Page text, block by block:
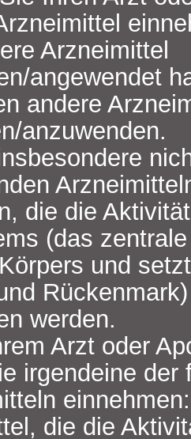
Arzneimittel
angewendet
andere
anzuwenden.
die die
(das
und
werden.
Arzt oder
irgendeine der
einnehmen:
die die